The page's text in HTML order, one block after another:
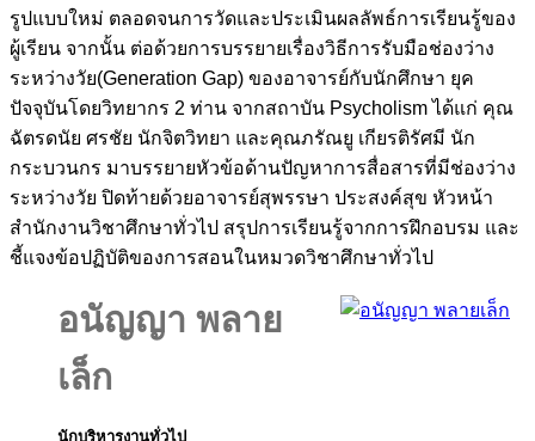
รูปแบบใหม่ ตลอดจนการวัดและประเมินผลลัพธ์การเรียนรู้ของ
ผู้เรียน จากนั้น ต่อด้วยการบรรยายเรื่องวิธีการรับมือช่องว่าง
ระหว่างวัย(Generation Gap) ของอาจารย์กับนักศึกษา ยุค
ปัจจุบันโดยวิทยากร 2 ท่าน จากสถาบัน Psycholism ได้แก่ คุณ
ฉัตรดนัย ศรชัย นักจิตวิทยา และคุณภรัณยู เกียรติรัศมี นัก
กระบวนกร มาบรรยายหัวข้อด้านปัญหาการสื่อสารที่มีช่องว่าง
ระหว่างวัย ปิดท้ายด้วยอาจารย์สุพรรษา ประสงค์สุข หัวหน้า
สำนักงานวิชาศึกษาทั่วไป สรุปการเรียนรู้จากการฝึกอบรม และ
ชี้แจงข้อปฏิบัติของการสอนในหมวดวิชาศึกษาทั่วไป
อนัญญา พลาย
เล็ก
นักบริหารงานทั่วไป